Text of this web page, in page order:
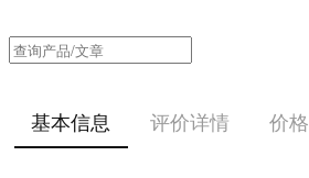
基本信息 评价详情 价格